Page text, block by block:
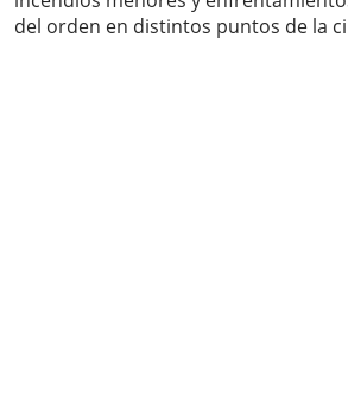
del orden en distintos puntos de la